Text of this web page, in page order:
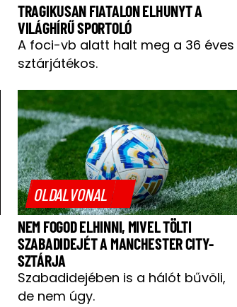
TRAGIKUSAN FIATALON ELHUNYT A
VILÁGHÍRŰ SPORTOLÓ
A foci-vb alatt halt meg a 36 éves
sztárjátékos.
OLDALVONAL
NEM FOGOD ELHINNI, MIVEL TÖLTI
SZABADIDEJÉT A MANCHESTER CITY-
SZTÁRJA
Szabadidejében is a hálót bűvöli,
de nem úgy.